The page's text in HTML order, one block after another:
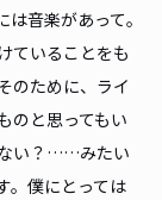
音楽があって。
ていることをも
のために、ライ
のと思ってもい
ない？……みたい
。僕にとっては